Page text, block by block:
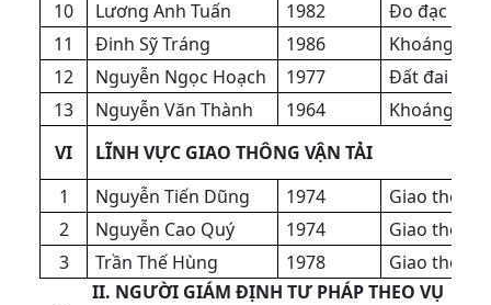
10
Lương Anh Tuấn 1982
Đo đạc và
11
Đinh Sỹ Tráng 1986
Khoáng sản
12
Nguyễn Ngọc Hoạch 1977
Đất đai
13
Nguyễn Văn Thành 1964
Khoáng sản
VI
LĨNH VỰC GIAO THÔNG VẬN TẢI
1
Nguyễn Tiến Dũng 1974 Giao thông
2
Nguyễn Cao Quý 1974 Giao thông
3
Trần Thế Hùng 1978 Giao thông
II. NGƯỜI GIÁM ĐỊNH TƯ PHÁP THEO VỤ